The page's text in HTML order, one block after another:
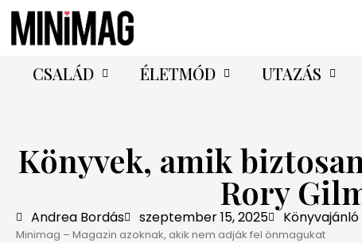
CSALÁD ÉLETMÓD UTAZÁS
Könyvek, amik
Rory
Andrea Bordás szeptember 15, 2025 Könyvajánló
Minimag – Magazin azoknak, akik nem adják fel önmagukat